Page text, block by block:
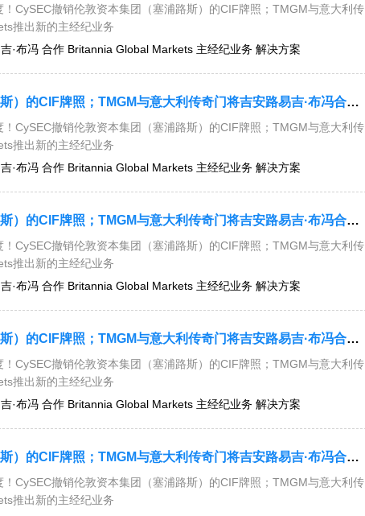
CySEC撤销伦敦资本集团（塞浦路斯）的CIF牌照；TMGM与意大利传
推出新的主经纪业务
·布冯 合作 Britannia Global Markets 主经纪业务 解决方案
今日要闻：CySEC撤销伦敦资本集团（塞浦路斯）的CIF牌照；TMGM与意大利传奇门将吉安路易吉·布冯合作；Britannia Global Markets推出新的主经纪业务解决方案....
CySEC撤销伦敦资本集团（塞浦路斯）的CIF牌照；TMGM与意大利传
推出新的主经纪业务
·布冯 合作 Britannia Global Markets 主经纪业务 解决方案
今日要闻：CySEC撤销伦敦资本集团（塞浦路斯）的CIF牌照；TMGM与意大利传奇门将吉安路易吉·布冯合作；Britannia Global Markets推出新的主经纪业务解决方案....
CySEC撤销伦敦资本集团（塞浦路斯）的CIF牌照；TMGM与意大利传
推出新的主经纪业务
·布冯 合作 Britannia Global Markets 主经纪业务 解决方案
今日要闻：CySEC撤销伦敦资本集团（塞浦路斯）的CIF牌照；TMGM与意大利传奇门将吉安路易吉·布冯合作；Britannia Global Markets推出新的主经纪业务解决方案....
CySEC撤销伦敦资本集团（塞浦路斯）的CIF牌照；TMGM与意大利传
推出新的主经纪业务
·布冯 合作 Britannia Global Markets 主经纪业务 解决方案
今日要闻：CySEC撤销伦敦资本集团（塞浦路斯）的CIF牌照；TMGM与意大利传奇门将吉安路易吉·布冯合作；Britannia Global Markets推出新的主经纪业务解决方案....
CySEC撤销伦敦资本集团（塞浦路斯）的CIF牌照；TMGM与意大利传
推出新的主经纪业务